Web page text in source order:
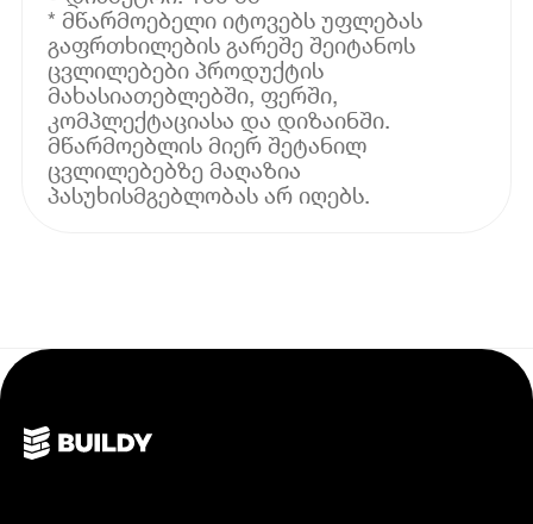
* მწარმოებელი იტოვებს უფლებას
გაფრთხილების გარეშე შეიტანოს
ცვლილებები პროდუქტის
მახასიათებლებში, ფერში,
კომპლექტაციასა და დიზაინში.
მწარმოებლის მიერ შეტანილ
ცვლილებებზე მაღაზია
პასუხისმგებლობას არ იღებს.